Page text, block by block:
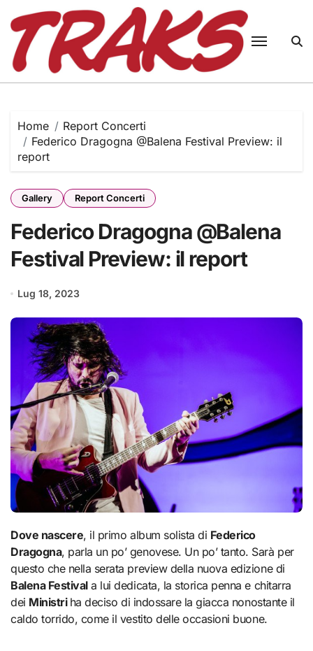
content
Home
Report Concerti
Federico Dragogna @Balena Festival Preview: il
report
Gallery Report Concerti
Federico Dragogna @Balena
Festival Preview: il report
Lug 18, 2023
Dove nascere, il primo album solista di Federico
Dragogna, parla un po’ genovese. Un po’ tanto. Sarà per
questo che nella serata preview della nuova edizione di
Balena Festivala lui dedicata, la storica penna e chitarra
dei Ministri ha deciso di indossare la giacca nonostante il
caldo torrido, come il vestito delle occasioni buone.